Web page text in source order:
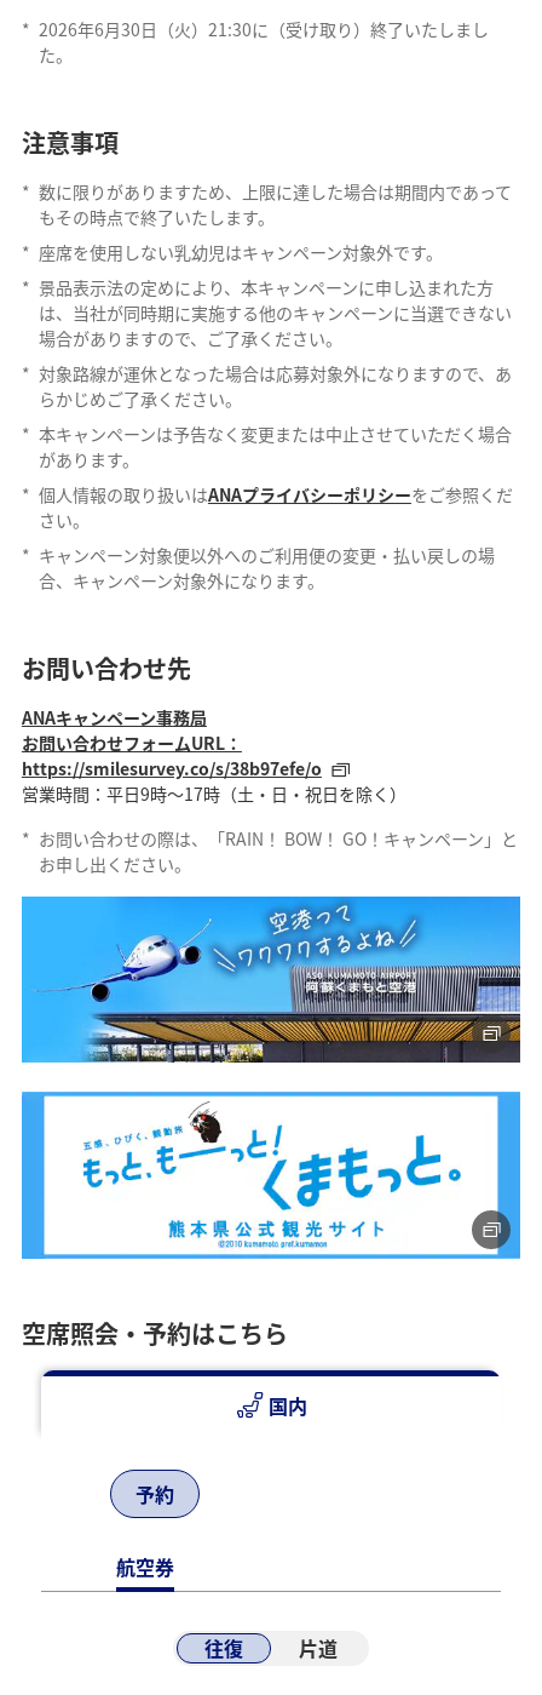
* 2026年6月30日（火）21:30に（受け取り）終了いたしまし
た。
注意事項
* 数に限りがありますため、上限に達した場合は期間内であって
もその時点で終了いたします。
* 座席を使用しない乳幼児はキャンペーン対象外です。
* 景品表示法の定めにより、本キャンペーンに申し込まれた方
は、当社が同時期に実施する他のキャンペーンに当選できない
場合がありますので、ご了承ください。
* 対象路線が運休となった場合は応募対象外になりますので、あ
らかじめご了承ください。
* 本キャンペーンは予告なく変更または中止させていただく場合
があります。
* 個人情報の取り扱いはANAプライバシーポリシーをご参照くだ
さい。
* キャンペーン対象便以外へのご利用便の変更・払い戻しの場
合、キャンペーン対象外になります。
お問い合わせ先
ANAキャンペーン事務局
お問い合わせフォームURL：
https://smilesurvey.co/s/38b97efe/o
営業時間：平日9時～17時（土・日・祝日を除く）
* お問い合わせの際は、「RAIN！ BOW！ GO！キャンペーン」と
お申し出ください。
空席照会・予約はこちら
国内
予約
航空券
往復 片道